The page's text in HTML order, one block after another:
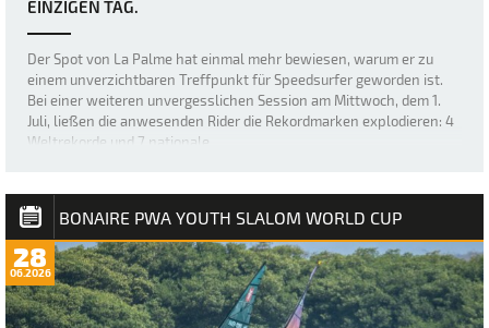
EINZIGEN TAG.
Der Spot von La Palme hat einmal mehr bewiesen, warum er zu
einem unverzichtbaren Treffpunkt für Speedsurfer geworden ist.
Bei einer weiteren unvergesslichen Session am Mittwoch, dem 1.
Juli, ließen die anwesenden Rider die Rekordmarken explodieren: 4
Weltrekorde und 7 nationale…
BONAIRE PWA YOUTH SLALOM WORLD CUP
28
06.2026